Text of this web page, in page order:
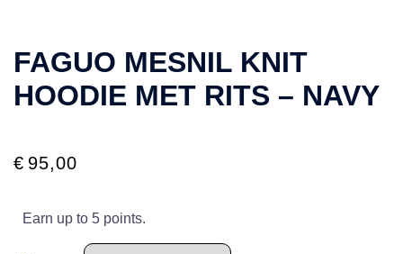
FAGUO MESNIL KNIT
HOODIE MET RITS – NAVY
€ 95,00
Earn up to 5 points.